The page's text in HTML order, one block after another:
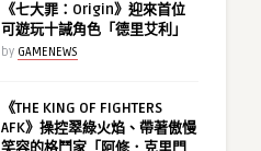
《七大罪：Origin》迎來首位
可遊玩十誡角色「德里艾利」
by GAMENEWS
《THE KING OF FIGHTERS
AFK》操控翠綠火焰、帶著傲慢